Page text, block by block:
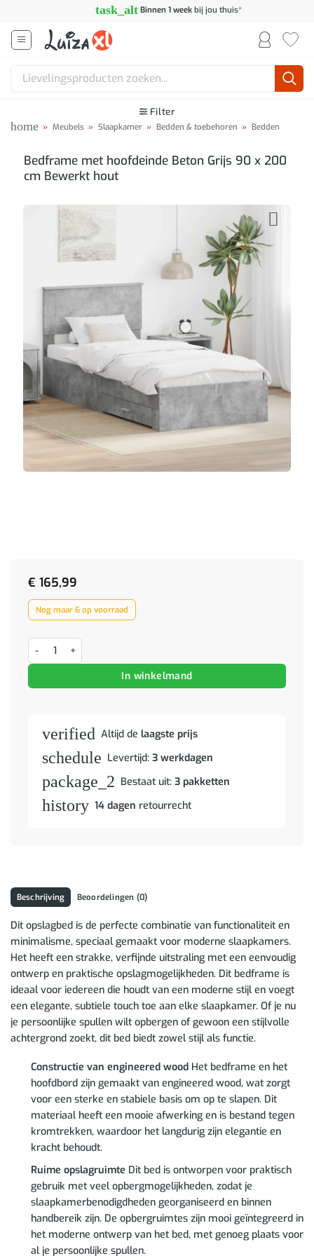
inhoud
task_alt Binnen 1 weekbij jou thuis*
Zoeken
Filter
home » Meubels » Slaapkamer » Bedden & toebehoren » Bedden
Bedframe met hoofdeinde Beton Grijs 90 x 200
cm Bewerkt hout
€ 165,99
Nog maar 6 op voorraad
Bedframe met hoofdeinde Beton Grijs 90 x 200 cm Bewerkt hout
In winkelmand
verified Altijd de laagste prijs
schedule Levertijd: 3 werkdagen
package_2 Bestaat uit: 3 pakketten
history 14 dagen retourrecht
Beschrijving Beoordelingen (0)
Dit opslagbed is de perfecte combinatie van functionaliteit en
minimalisme, speciaal gemaakt voor moderne slaapkamers.
Het heeft een strakke, verfijnde uitstraling met een eenvoudig
ontwerp en praktische opslagmogelijkheden. Dit bedframe is
ideaal voor iedereen die houdt van een moderne stijl en voegt
een elegante, subtiele touch toe aan elke slaapkamer. Of je nu
je persoonlijke spullen wilt opbergen of gewoon een stijlvolle
achtergrond zoekt, dit bed biedt zowel stijl als functie.
Constructie van engineered woodHet bedframe en het
hoofdbord zijn gemaakt van engineered wood, wat zorgt
voor een sterke en stabiele basis om op te slapen. Dit
materiaal heeft een mooie afwerking en is bestand tegen
kromtrekken, waardoor het langdurig zijn elegantie en
kracht behoudt.
Ruime opslagruimte Dit bed is ontworpen voor praktisch
gebruik met veel opbergmogelijkheden, zodat je
slaapkamerbenodigdheden georganiseerd en binnen
handbereik zijn. De opbergruimtes zijn mooi geïntegreerd in
het moderne ontwerp van het bed, met genoeg plaats voor
al je persoonlijke spullen.